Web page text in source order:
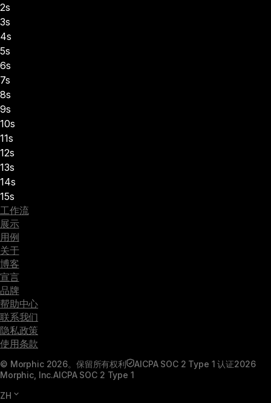
2s
3s
4s
5s
6s
7s
8s
9s
10s
11s
12s
13s
14s
15s
工作流
展示
用例
关于
博客
宣言
品牌
帮助中心
联系我们
隐私政策
使用条款
© Morphic 2026。保留所有权利 AICPA SOC 2 Type 1 认证2026
Morphic, Inc.AICPA SOC 2 Type 1
ZH